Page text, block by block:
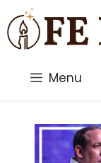
Saltar
al
contenido
Menu